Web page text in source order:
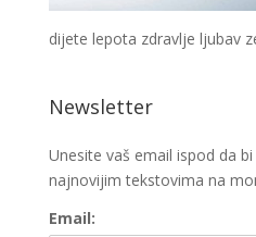
dijete lepota zdravlje ljubav
Newsletter
Unesite vaš email ispod da
najnovijim tekstovima na
Email: